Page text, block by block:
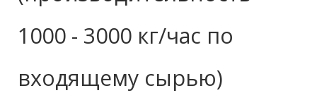
1000 - 3000 кг/час по
входящему сырью)